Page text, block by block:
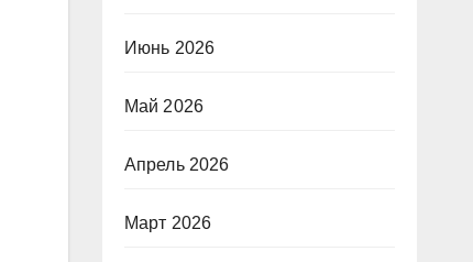
Июнь 2026
Май 2026
Апрель 2026
Март 2026